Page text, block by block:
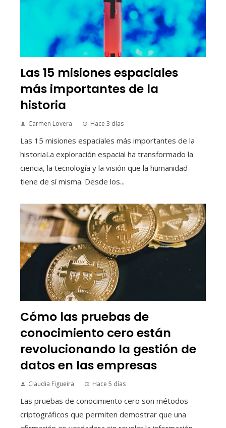
Las 15 misiones espaciales
más importantes de la
historia
Carmen Lovera Hace 3 días
Las 15 misiones espaciales más importantes de la
historiaLa exploración espacial ha transformado la
ciencia, la tecnología y la visión que la humanidad
tiene de sí misma. Desde los...
Cómo las pruebas de
conocimiento cero están
revolucionando la gestión de
datos en las empresas
Claudia Figueira Hace 5 días
Las pruebas de conocimiento cero son métodos
criptográficos que permiten demostrar que una